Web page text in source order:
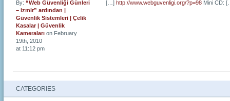
[…] http://www.webguvenligi.org/?p=98 Mini CD:
By: “Web Güvenliği Günleri
– izmir” ardından |
Güvenlik Sistemleri | Çelik
Kasalar | Güvenlik
Kameraları on February
19th, 2010
at 11:12 pm
CATEGORIES